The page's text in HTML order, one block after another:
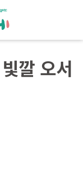
깔 오서